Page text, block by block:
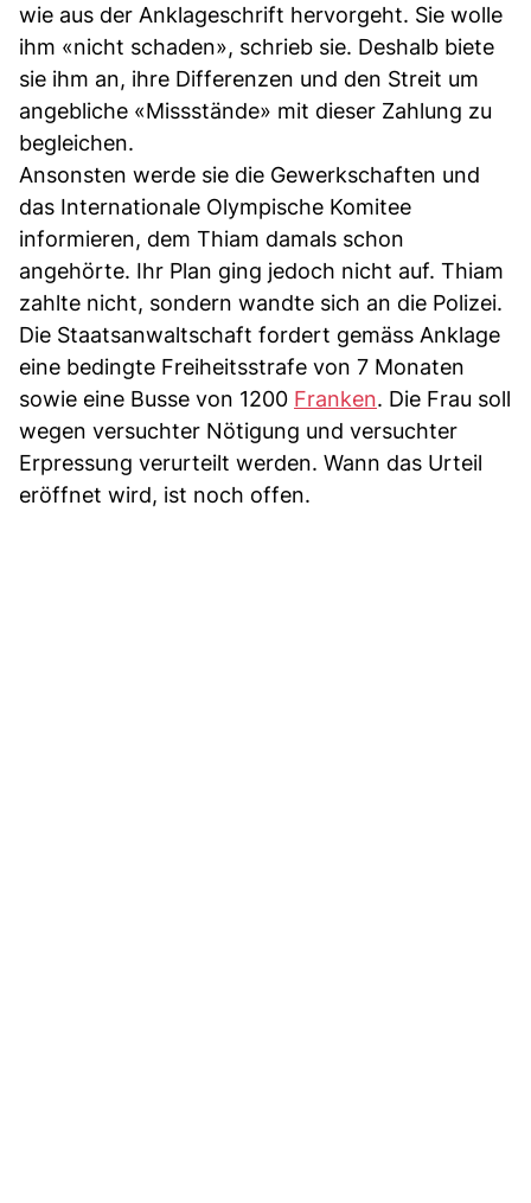
wie aus der Anklageschrift hervorgeht. Sie wolle
ihm «nicht schaden», schrieb sie. Deshalb biete
sie ihm an, ihre Differenzen und den Streit um
angebliche «Missstände» mit dieser Zahlung zu
begleichen.
Ansonsten werde sie die Gewerkschaften und
das Internationale Olympische Komitee
informieren, dem Thiam damals schon
angehörte. Ihr Plan ging jedoch nicht auf. Thiam
zahlte nicht, sondern wandte sich an die Polizei.
Die Staatsanwaltschaft fordert gemäss Anklage
eine bedingte Freiheitsstrafe von 7 Monaten
sowie eine Busse von 1200 Franken. Die Frau soll
wegen versuchter Nötigung und versuchter
Erpressung verurteilt werden. Wann das Urteil
eröffnet wird, ist noch offen.